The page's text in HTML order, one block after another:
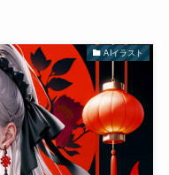
AIイラスト